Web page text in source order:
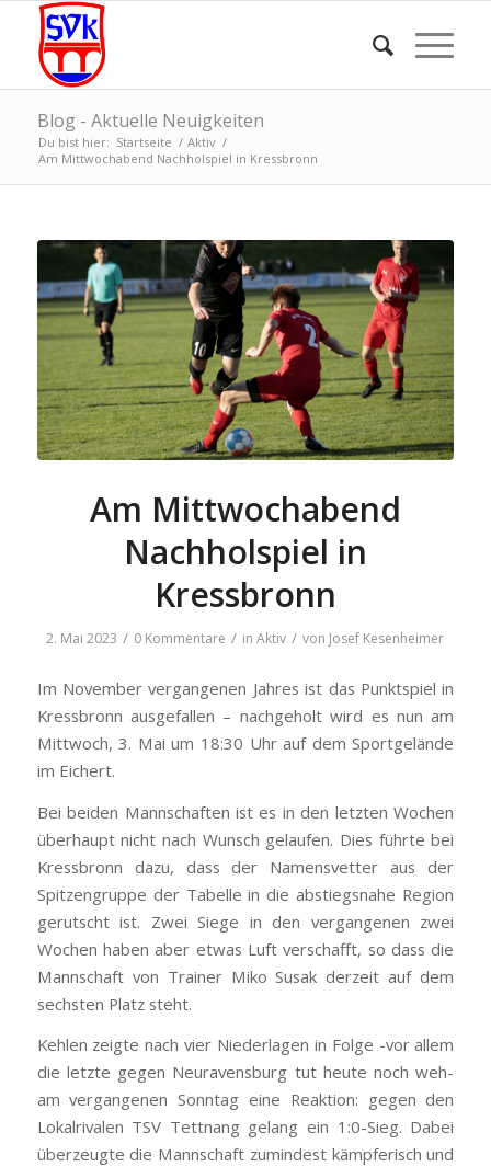
Blog - Aktuelle Neuigkeiten
Du bist hier: Startseite / Aktiv /
Am Mittwochabend Nachholspiel in Kressbronn
Am Mittwochabend
Nachholspiel in
Kressbronn
2. Mai 2023 / 0 Kommentare / inAktiv / von Josef Kesenheimer
Im November vergangenen Jahres ist das Punktspiel in
Kressbronn ausgefallen – nachgeholt wird es nun am
Mittwoch, 3. Mai um 18:30 Uhr auf dem Sportgelände
im Eichert.
Bei beiden Mannschaften ist es in den letzten Wochen
überhaupt nicht nach Wunsch gelaufen. Dies führte bei
Kressbronn dazu, dass der Namensvetter aus der
Spitzengruppe der Tabelle in die abstiegsnahe Region
gerutscht ist. Zwei Siege in den vergangenen zwei
Wochen haben aber etwas Luft verschafft, so dass die
Mannschaft von Trainer Miko Susak derzeit auf dem
sechsten Platz steht.
Kehlen zeigte nach vier Niederlagen in Folge -vor allem
die letzte gegen Neuravensburg tut heute noch weh-
am vergangenen Sonntag eine Reaktion: gegen den
Lokalrivalen TSV Tettnang gelang ein 1:0-Sieg. Dabei
überzeugte die Mannschaft zumindest kämpferisch und